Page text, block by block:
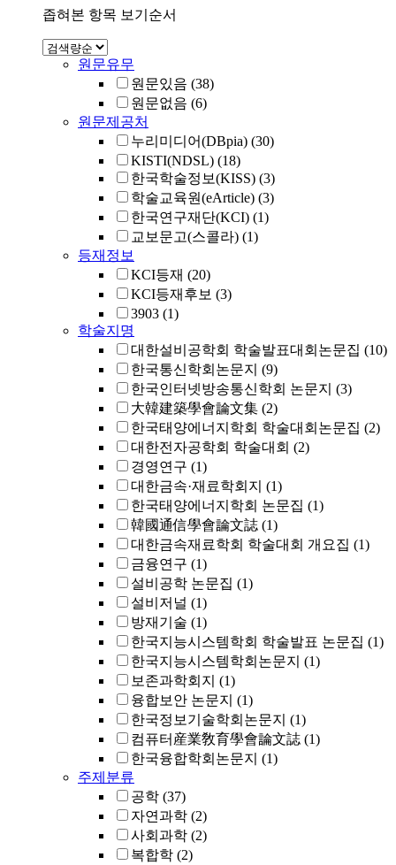
좁혀본 항목 보기순서
원문유무
원문있음 (38)
원문없음 (6)
원문제공처
누리미디어(DBpia) (30)
KISTI(NDSL) (18)
한국학술정보(KISS) (3)
학술교육원(eArticle) (3)
한국연구재단(KCI) (1)
교보문고(스콜라) (1)
등재정보
KCI등재 (20)
KCI등재후보 (3)
3903 (1)
학술지명
대한설비공학회 학술발표대회논문집 (10)
한국통신학회논문지 (9)
한국인터넷방송통신학회 논문지 (3)
大韓建築學會論文集 (2)
한국태양에너지학회 학술대회논문집 (2)
대한전자공학회 학술대회 (2)
경영연구 (1)
대한금속·재료학회지 (1)
한국태양에너지학회 논문집 (1)
韓國通信學會論文誌 (1)
대한금속재료학회 학술대회 개요집 (1)
금융연구 (1)
설비공학 논문집 (1)
설비저널 (1)
방재기술 (1)
한국지능시스템학회 학술발표 논문집 (1)
한국지능시스템학회논문지 (1)
보존과학회지 (1)
융합보안 논문지 (1)
한국정보기술학회논문지 (1)
컴퓨터産業敎育學會論文誌 (1)
한국융합학회논문지 (1)
주제분류
공학 (37)
자연과학 (2)
사회과학 (2)
복합학 (2)